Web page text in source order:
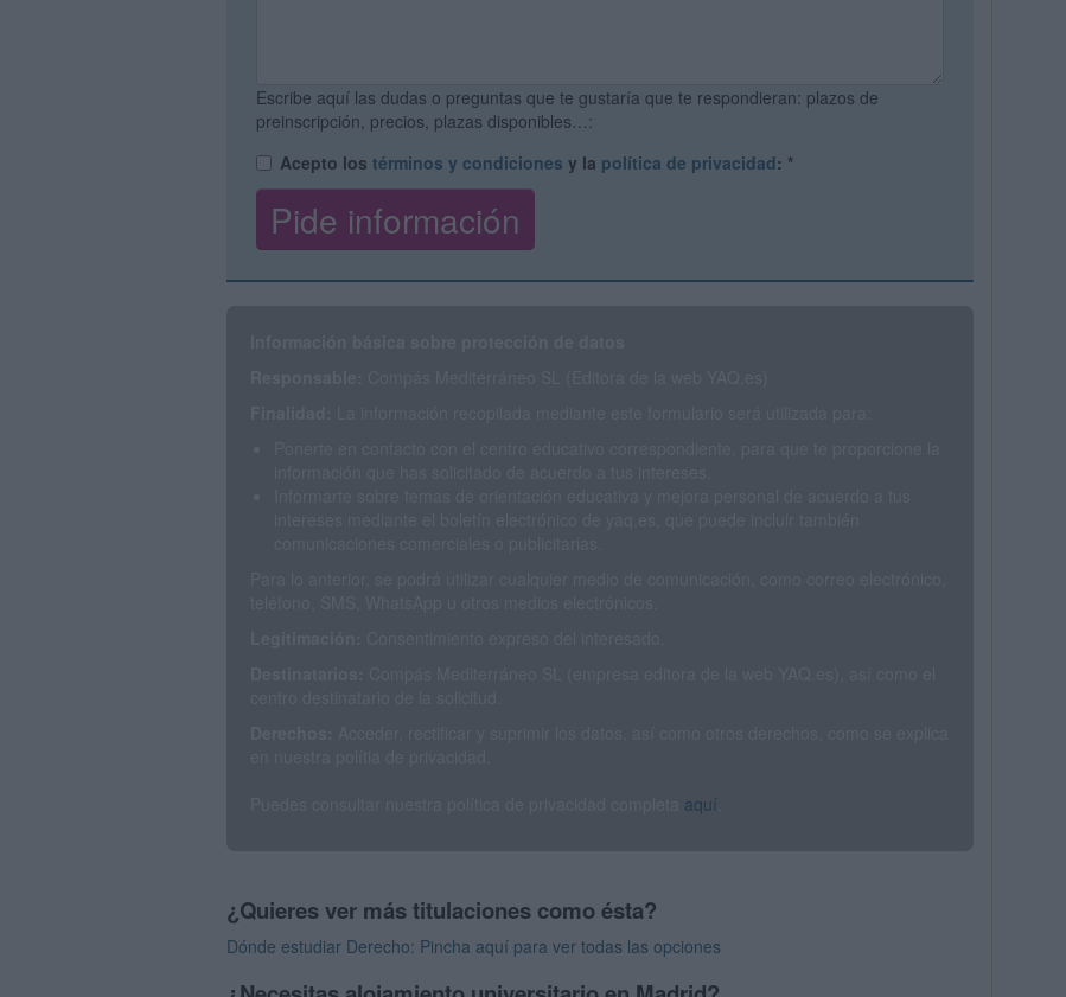
Escribe aquí las dudas o preguntas que te gustaría que te respondieran: plazos de
preinscripción, precios, plazas disponibles…:
Acepto los términos y condiciones y la política de privacidad: *
aquí
¿Quieres ver más titulaciones como ésta?
Dónde estudiar Derecho: Pincha aquí para ver todas las opciones